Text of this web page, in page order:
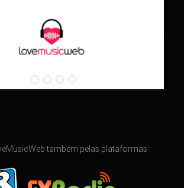
também pelas plataformas: